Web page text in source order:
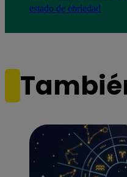
estado de ebriedad